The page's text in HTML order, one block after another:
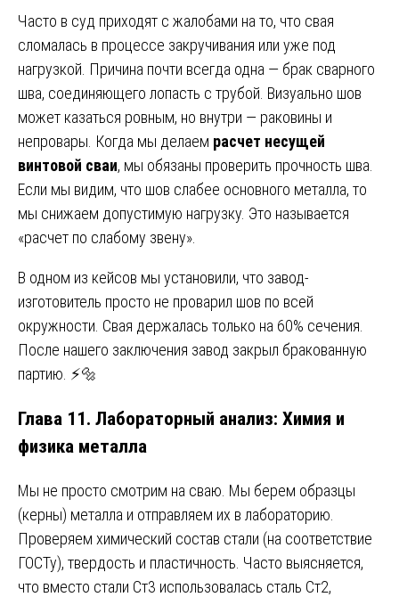
Часто в суд приходят с жалобами на то, что свая
сломалась в процессе закручивания или уже под
нагрузкой. Причина почти всегда одна — брак сварного
шва, соединяющего лопасть с трубой. Визуально шов
может казаться ровным, но внутри — раковины и
непровары. Когда мы делаем расчет несущей
винтовой сваи, мы обязаны проверить прочность шва.
Если мы видим, что шов слабее основного металла, то
мы снижаем допустимую нагрузку. Это называется
«расчет по слабому звену».
В одном из кейсов мы установили, что завод-
изготовитель просто не проварил шов по всей
окружности. Свая держалась только на 60% сечения.
После нашего заключения завод закрыл бракованную
партию. ⚡🔩
Глава 11. Лабораторный анализ: Химия и
физика металла
Мы не просто смотрим на сваю. Мы берем образцы
(керны) металла и отправляем их в лабораторию.
Проверяем химический состав стали (на соответствие
ГОСТу), твердость и пластичность. Часто выясняется,
что вместо стали Ст3 использовалась сталь Ст2,